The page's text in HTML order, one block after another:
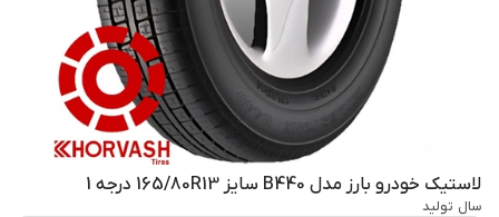
لاستیک خودرو بارز مدل B440 سایز 165/80R13 درجه 1
سال تولید